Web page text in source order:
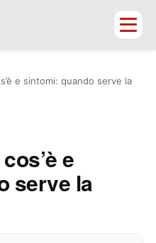
e sintomi: quando serve la
e
serve la